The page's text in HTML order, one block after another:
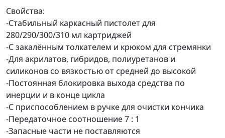
Свойства:
-Стабильный каркасный пистолет для
280/290/300/310 мл картриджей
-С закалённым толкателем и крюком для стремянки
-Для акрилатов, гибридов, полиуретанов и
силиконов со вязкостью от средней до высокой
-Постоянная блокировка выхода средства по
инерции и в конце цикла
-С приспособлением в ручке для очистки кончика
-Передаточное соотношение 7 : 1
-Запасные части не поставляются